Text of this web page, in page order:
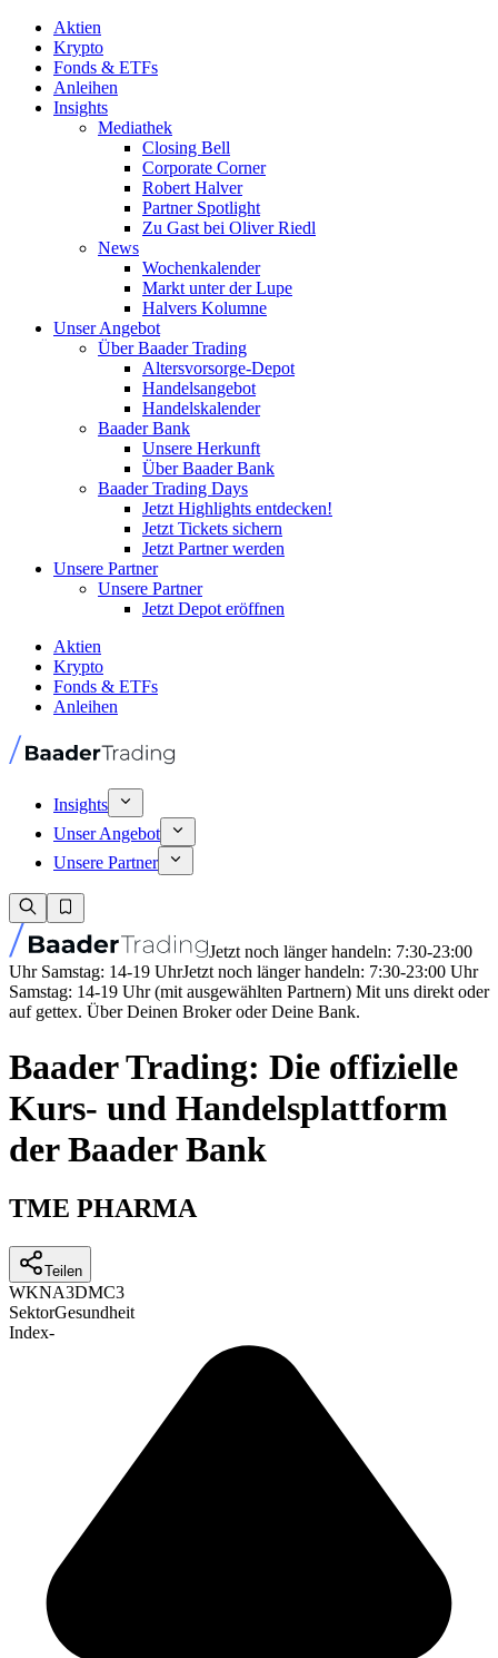
Aktien
Krypto
Fonds & ETFs
Anleihen
Insights
Mediathek
Closing Bell
Corporate Corner
Robert Halver
Partner Spotlight
Zu Gast bei Oliver Riedl
News
Wochenkalender
Markt unter der Lupe
Halvers Kolumne
Unser Angebot
Über Baader Trading
Altersvorsorge-Depot
Handelsangebot
Handelskalender
Baader Bank
Unsere Herkunft
Über Baader Bank
Baader Trading Days
Jetzt Highlights entdecken!
Jetzt Tickets sichern
Jetzt Partner werden
Unsere Partner
Unsere Partner
Jetzt Depot eröffnen
Aktien
Krypto
Fonds & ETFs
Anleihen
Insights
Unser Angebot
Unsere Partner
Jetzt noch länger handeln: 7:30-23:00
Uhr Samstag: 14-19 UhrJetzt noch länger handeln: 7:30-23:00 Uhr
Samstag: 14-19 Uhr (mit ausgewählten Partnern) Mit uns direkt oder
auf gettex. Über Deinen Broker oder Deine Bank.
Baader Trading: Die offizielle
Kurs- und Handelsplattform
der Baader Bank
TME PHARMA
Teilen
WKNA3DMC3
SektorGesundheit
Index-